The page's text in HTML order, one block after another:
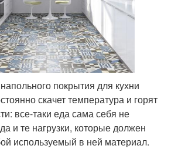
покрытия для кухни
скачет температура и горят
все-таки еда сама себя не
и те нагрузки, которые должен
используемый в ней материал.